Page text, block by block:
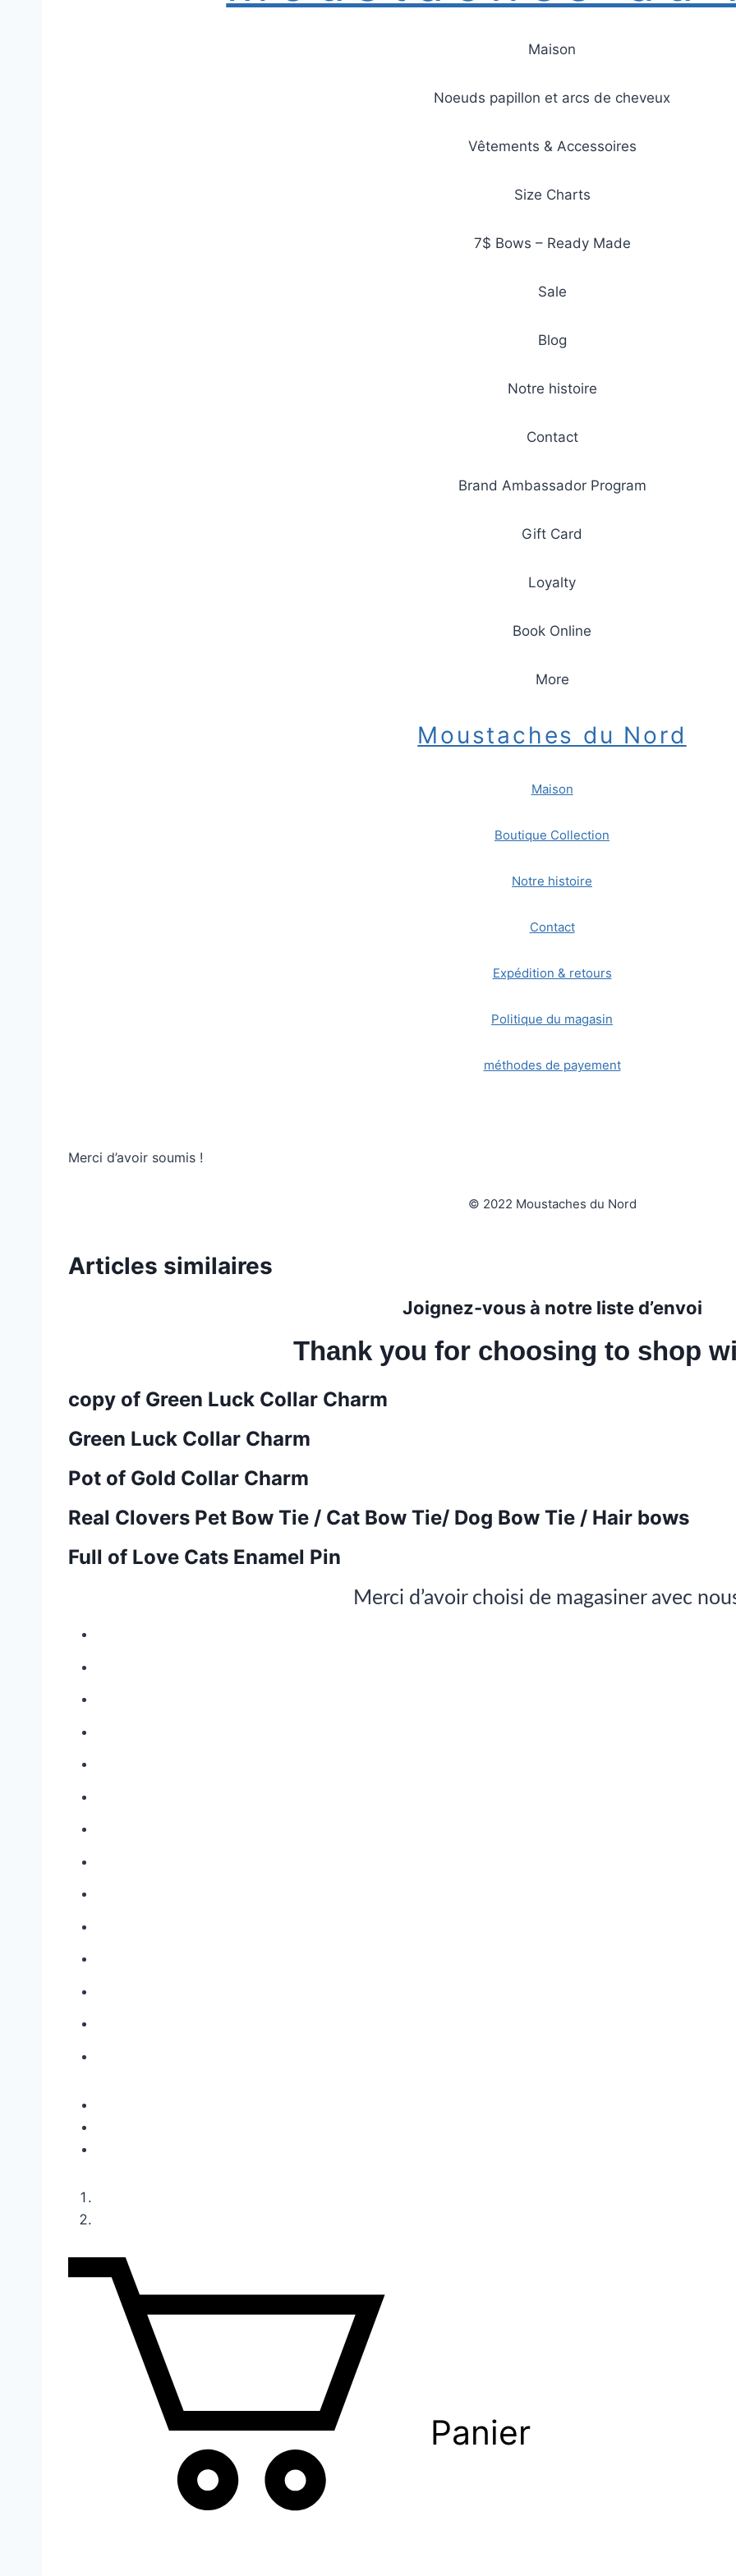
Maison
Noeuds papillon et arcs de cheveux
Vêtements & Accessoires
Size Charts
7$ Bows – Ready Made
Sale
Blog
Notre histoire
Contact
Brand Ambassador Program
Gift Card
Loyalty
Book Online
More
Moustaches du Nord
Maison
Boutique Collection
Notre histoire
Contact
Expédition & retours
Politique du magasin
méthodes de payement
Merci d’avoir soumis !
© 2022 Moustaches du Nord
Articles similaires
Joignez-vous à notre liste d’envoi
Thank you for choosing to shop
copy of Green Luck Collar Charm
Green Luck Collar Charm
Pot of Gold Collar Charm
Real Clovers Pet Bow Tie / Cat Bow Tie/ Dog Bow Tie / Hair bows
Full of Love Cats Enamel Pin
Merci d’avoir choisi de magasiner avec
Panier